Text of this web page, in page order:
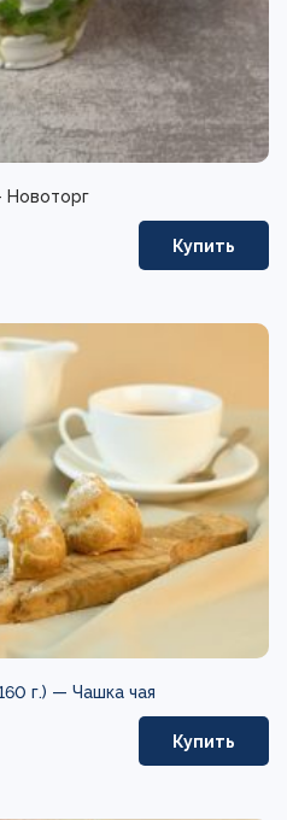
Новоторг
Купить
г.) — Чашка чая
Купить